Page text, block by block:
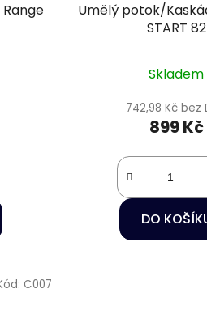
Umělý potok/
START 82
Skladem
742,98 Kč bez
899 Kč
DO
C007